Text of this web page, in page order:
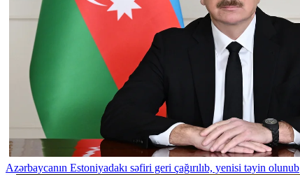
Azərbaycanın Estoniyadakı səfiri geri çağırılıb, yenisi təyin olunub